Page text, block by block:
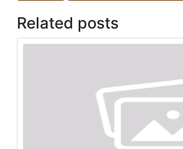
Related posts